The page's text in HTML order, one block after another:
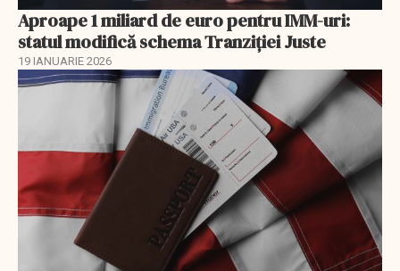
Aproape 1 miliard de euro pentru IMM-uri:
statul modifică schema Tranziției Juste
19 IANUARIE 2026